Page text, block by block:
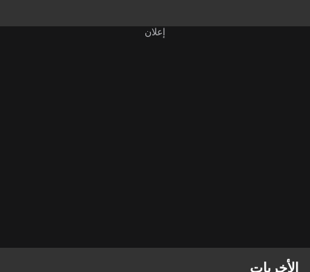
الأخريات